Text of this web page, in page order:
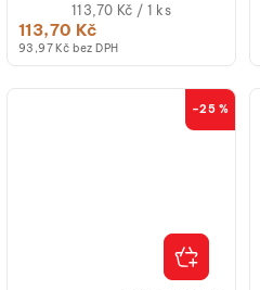
93,97 Kč bez DPH
113,70 Kč
Měrná
cena:
113,70 Kč / 1 ks
–25 %